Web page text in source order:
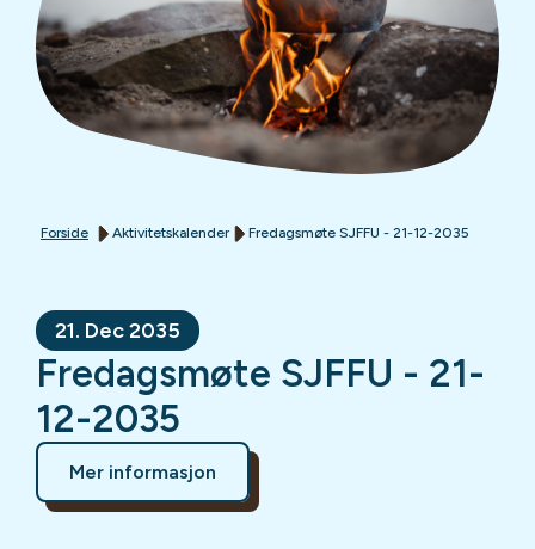
Forside Aktivitetskalender Fredagsmøte SJFFU - 21-12-2035
21. Dec 2035
Fredagsmøte SJFFU - 21-
12-2035
Mer informasjon